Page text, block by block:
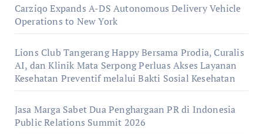
Carziqo Expands A-DS Autonomous Delivery Vehicle
Operations to New York
Lions Club Tangerang Happy Bersama Prodia, Curalis
AI, dan Klinik Mata Serpong Perluas Akses Layanan
Kesehatan Preventif melalui Bakti Sosial Kesehatan
Jasa Marga Sabet Dua Penghargaan PR di Indonesia
Public Relations Summit 2026